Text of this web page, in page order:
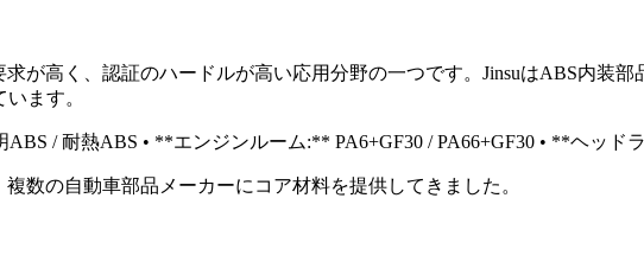
が高く、認証のハードルが高い応用分野の一つです。JinsuはABS内装
ます。
/ 耐熱ABS • **エンジンルーム:** PA6+GF30 / PA66+GF30 • **ヘッド
数の自動車部品メーカーにコア材料を提供してきました。